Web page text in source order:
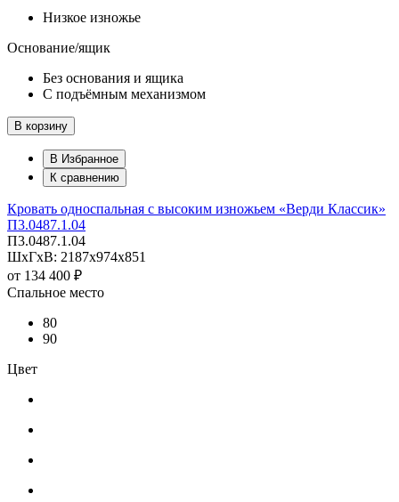
Низкое изножье
Основание/ящик
Без основания и ящика
С подъёмным механизмом
В корзину
В Избранное
К сравнению
Кровать односпальная с высоким изножьем «Верди Классик»
П3.0487.1.04
П3.0487.1.04
ШхГхВ: 2187х974х851
от 134 400 ₽
Спальное место
80
90
Цвет